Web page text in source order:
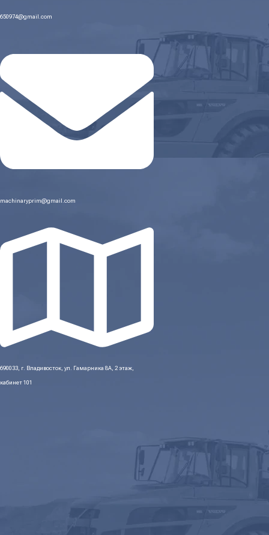
650974@gmail.com
machinaryprim@gmail.com
690033, г. Владивосток, ул. Гамарника 8А, 2 этаж,
кабинет 101